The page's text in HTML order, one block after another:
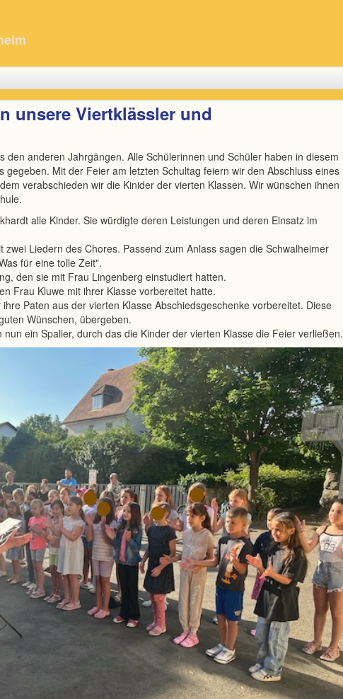
unsere Viertklässler und
den anderen Jahrgängen. Alle Schülerinnen und Schüler haben in diesem
gegeben. Mit der Feier am letzten Schultag feiern wir den Abschluss eines
verabschieden wir die Kinider der vierten Klassen. Wir wünschen ihnen
alle Kinder. Sie würdigte deren Leistungen und deren Einsatz im
zwei Liedern des Chores. Passend zum Anlass sagen die Schwalheimer
für eine tolle Zeit".
den sie mit Frau Lingenberg einstudiert hatten.
Frau Kluwe mit ihrer Klasse vorbereitet hatte.
Paten aus der vierten Klasse Abschiedsgeschenke vorbereitet. Diese
Wünschen, übergeben.
ein Spalier, durch das die Kinder der vierten Klasse die Feier verließen.